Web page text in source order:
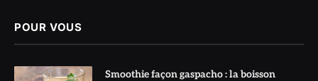
POUR VOUS
Smoothie façon gaspacho : la boisson